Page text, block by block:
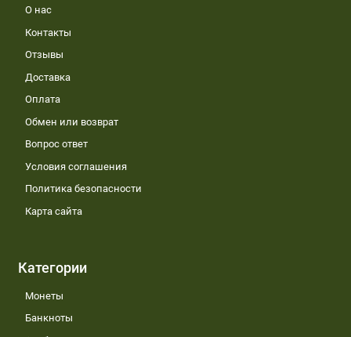
О нас
Контакты
Отзывы
Доставка
Оплата
Обмен или возврат
Вопрос ответ
Условия соглашения
Политика безопасности
Карта сайта
Категории
Монеты
Банкноты